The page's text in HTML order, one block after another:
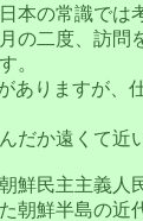
本の常識で
の二度、訪
。
ありますが
だか遠くて近
鮮民主主義
朝鮮半島の